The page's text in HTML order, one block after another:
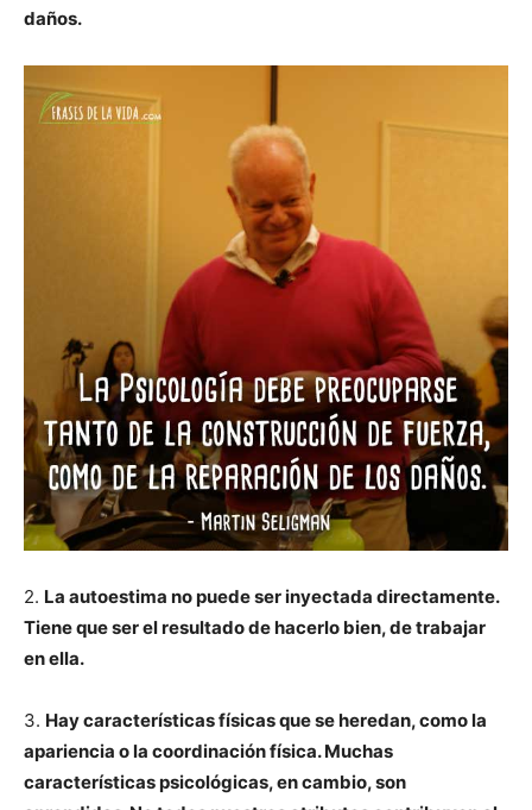
daños.
2. La autoestima no puede ser inyectada directamente.
Tiene que ser el resultado de hacerlo bien, de trabajar
en ella.
3. Hay características físicas que se heredan, como la
apariencia o la coordinación física. Muchas
características psicológicas, en cambio, son